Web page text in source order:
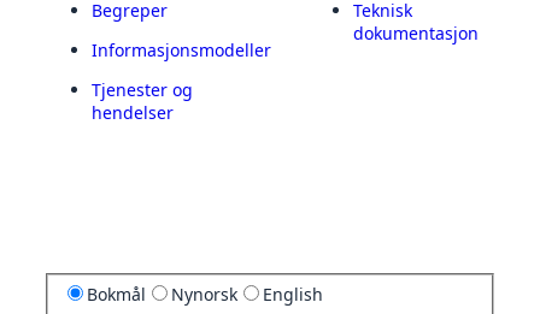
Begreper
Informasjonsmodeller
Tjenester og
hendelser
Teknisk
dokumentasjon
Bokmål Nynorsk English